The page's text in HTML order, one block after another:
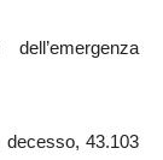
43.103